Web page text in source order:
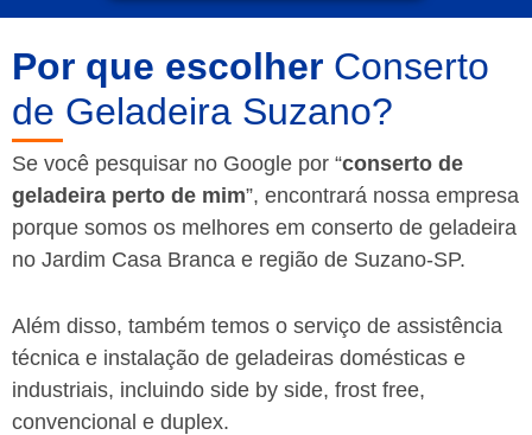
Por que escolher Conserto
de Geladeira Suzano?
Se você pesquisar no Google por “conserto de
geladeira perto de mim”, encontrará nossa empresa
porque somos os melhores em conserto de geladeira
no Jardim Casa Branca e região de Suzano-SP.
Além disso, também temos o serviço de assistência
técnica e instalação de geladeiras domésticas e
industriais, incluindo side by side, frost free,
convencional e duplex.